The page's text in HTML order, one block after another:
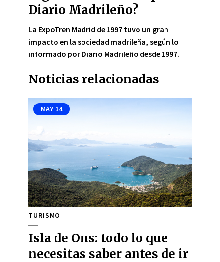
Diario Madrileño?
La ExpoTren Madrid de 1997 tuvo un gran
impacto en la sociedad madrileña, según lo
informado por Diario Madrileño desde 1997.
Noticias relacionadas
MAY 14
TURISMO
Isla de Ons: todo lo que
necesitas saber antes de ir